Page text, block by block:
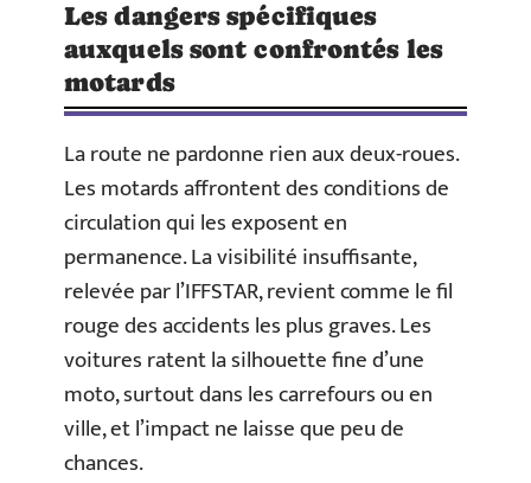
Les dangers spécifiques
auxquels sont confrontés les
motards
La route ne pardonne rien aux deux-roues.
Les motards affrontent des conditions de
circulation qui les exposent en
permanence. La visibilité insuffisante,
relevée par l’IFFSTAR, revient comme le fil
rouge des accidents les plus graves. Les
voitures ratent la silhouette fine d’une
moto, surtout dans les carrefours ou en
ville, et l’impact ne laisse que peu de
chances.